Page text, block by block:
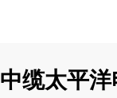
中缆太平